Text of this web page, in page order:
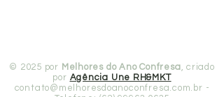
© 2025 por Melhores do Ano Confresa, criado
por Agência Une RH&MKT
contato@melhoresdoanoconfresa.com.br -